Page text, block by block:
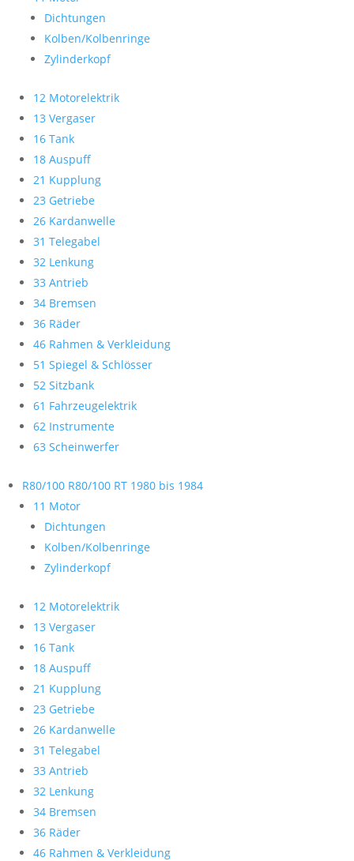
Dichtungen
Kolben/Kolbenringe
Zylinderkopf
12 Motorelektrik
13 Vergaser
16 Tank
18 Auspuff
21 Kupplung
23 Getriebe
26 Kardanwelle
31 Telegabel
32 Lenkung
33 Antrieb
34 Bremsen
36 Räder
46 Rahmen & Verkleidung
51 Spiegel & Schlösser
52 Sitzbank
61 Fahrzeugelektrik
62 Instrumente
63 Scheinwerfer
R80/100 R80/100 RT 1980 bis 1984
11 Motor
Dichtungen
Kolben/Kolbenringe
Zylinderkopf
12 Motorelektrik
13 Vergaser
16 Tank
18 Auspuff
21 Kupplung
23 Getriebe
26 Kardanwelle
31 Telegabel
33 Antrieb
32 Lenkung
34 Bremsen
36 Räder
46 Rahmen & Verkleidung